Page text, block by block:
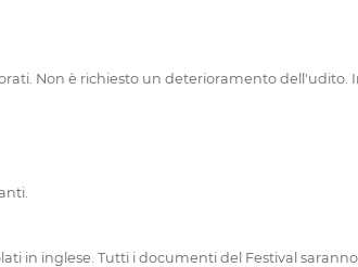
Non è richiesto un deterioramento dell'udito.
in inglese. Tutti i documenti del Festival